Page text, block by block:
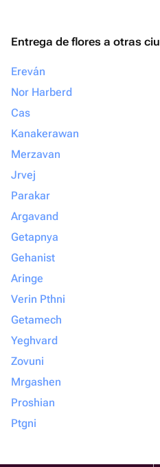
Entrega de flores a otras
Ereván
Nor Harberd
Cas
Kanakerawan
Merzavan
Jrvej
Parakar
Argavand
Getapnya
Gehanist
Aringe
Verin Pthni
Getamech
Yeghvard
Zovuni
Mrgashen
Proshian
Ptgni